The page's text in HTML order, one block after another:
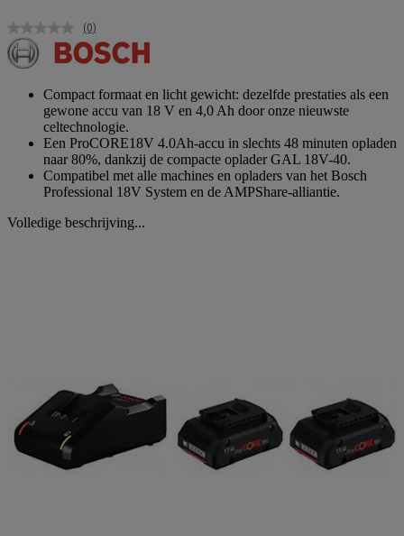
Geen
scorewaarde.
Dezelfde
(0)
Compact formaat en licht gewicht: dezelfde prestaties als een
gewone accu van 18 V en 4,0 Ah door onze nieuwste
celtechnologie.
Een ProCORE18V 4.0Ah-accu in slechts 48 minuten opladen
naar 80%, dankzij de compacte oplader GAL 18V-40.
Compatibel met alle machines en opladers van het Bosch
Professional 18V System en de AMPShare-alliantie.
Volledige beschrijving...